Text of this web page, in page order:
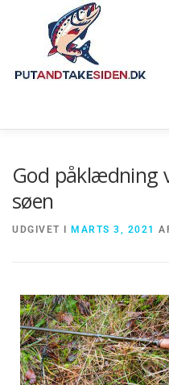
God påklædning
søen
UDGIVET I MARTS 3, 2021